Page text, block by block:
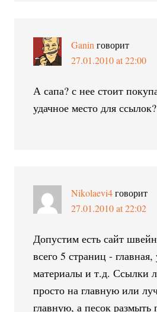
Ganin говорит
27.01.2010 at 22:00
А сапа? с нее стоит
удачное место для ссылок?
Nikolaevi4 говорит
27.01.2010 at 22:02
Допустим есть сайт
всего 5 страниц - главная,
материалы и т.д. Ссылки
просто на главную или
главную, а песок размыть